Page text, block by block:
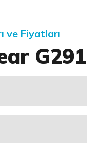
ve Fiyatları
G291